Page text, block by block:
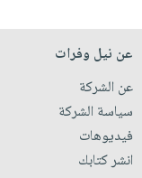
عن نيل وفرات
عن الشركة
سياسة الشركة
فيديوهات
انشر كتابك